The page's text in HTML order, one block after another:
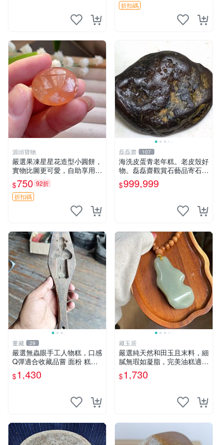
折扣碼
源頭寶物
嚴選果凍星星花造型小圓餅，
實物比圖更可愛，自助享用更
方便 小圓餅 果凍 星星花
$750 92折
折扣碼
磊磊齋 107
海洗皮蛋青老年糕。老皮殼好
物。磊磊齋觀賞石藝品寄石加
工代工雕刻研磨雨花石瑪瑙大
灣石珠寶首飾寶石大陸石台灣
飾壽山石雞血石壽山雞血石原
$999,999
董藏 29
嚴選無蟲眼手工人物糕，口感
Q彈適合收藏品嘗 面粉 糕點
人物糕
$1,430
藏玉居
嚴選純天然和田玉且末料，細
膩無瑕如凝脂，完美油糕適合
收藏與送禮。 純天然和田
玉、油糕、玉器
$1,730